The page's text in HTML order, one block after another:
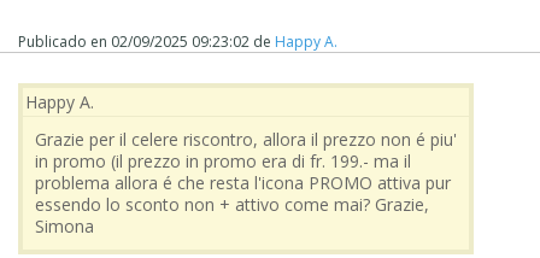
Publicado en 02/09/2025 09:23:02 de Happy A.
Happy A.
Grazie per il celere riscontro, allora il prezzo non é piu'
in promo (il prezzo in promo era di fr. 199.- ma il
problema allora é che resta l'icona PROMO attiva pur
essendo lo sconto non + attivo come mai? Grazie,
Simona